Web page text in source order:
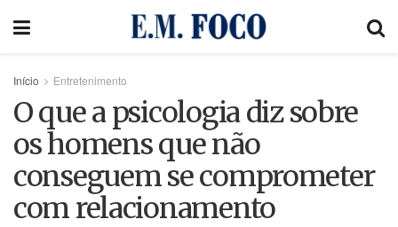
Início Entretenimento
O que a psicologia diz sobre
os homens que não
conseguem se comprometer
com relacionamento